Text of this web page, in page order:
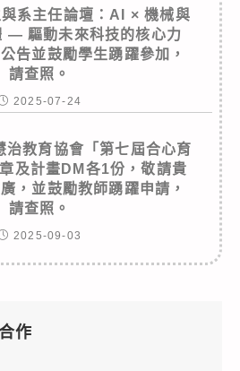
與系主任論壇：AI × 機械與
— 驅動未來科技的核心力
告並鼓勵學生踴躍參加，
請查照。
2025-07-24
治教育協會「第七屆合心育
及計畫DM各1份，敬請貴
，並鼓勵教師踴躍申請，
請查照。
2025-09-03
作